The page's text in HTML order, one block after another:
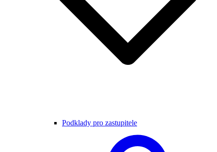
Podklady pro zastupitele